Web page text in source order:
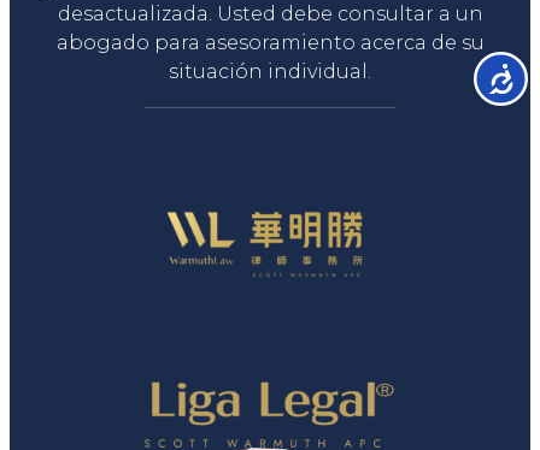
desactualizada. Usted debe consultar a un
abogado para asesoramiento acerca de su
situación individual.